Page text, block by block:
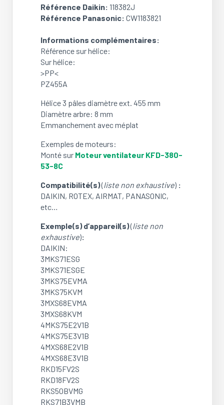
Référence Daikin: 118382J
Référence Panasonic: CW1183821
Informations complémentaires:
Référence sur hélice:
Sur hélice:
>PP<
PZ455A
Hélice 3 pâles diamètre ext. 455 mm
Diamètre arbre: 8 mm
Emmanchement avec méplat
Exemples de moteurs:
Monté sur Moteur ventilateur KFD-380-
53-8C
Compatibilité(s)(liste non exhaustive) :
DAIKIN, ROTEX, AIRMAT, PANASONIC,
etc…
Exemple(s) d’appareil(s)(liste non
exhaustive):
DAIKIN:
3MKS71ESG
3MKS71ESGE
3MKS75EVMA
3MKS75KVM
3MXS68EVMA
3MXS68KVM
4MKS75E2V1B
4MKS75E3V1B
4MXS68E2V1B
4MXS68E3V1B
RKD15FV2S
RKD18FV2S
RKS50BVMG
RKS71B3VMB